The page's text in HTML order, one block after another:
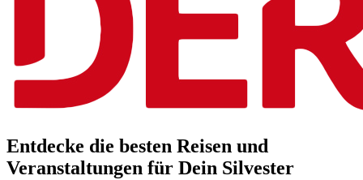
Entdecke die besten Reisen und
Veranstaltungen für Dein Silvester